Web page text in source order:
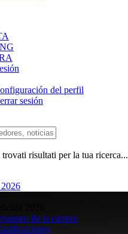
del perfil
sesión
risultati per la tua ricerca...
de la carrera